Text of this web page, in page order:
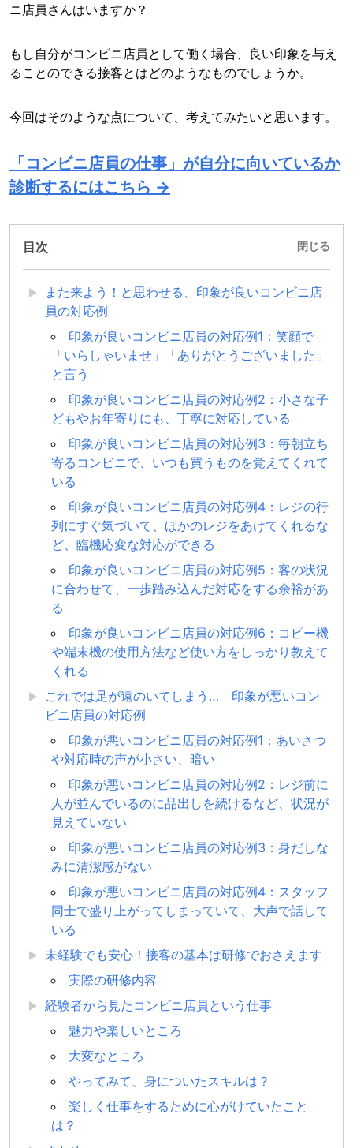
ニ店員さんはいますか？
もし自分がコンビニ店員として働く場合、良い印象を与え
ることのできる接客とはどのようなものでしょうか。
今回はそのような点について、考えてみたいと思います。
「コンビニ店員の仕事」が自分に向いているか
診断するにはこちら →
目次 閉じる
また来よう！と思わせる、印象が良いコンビニ店
員の対応例
印象が良いコンビニ店員の対応例1：笑顔で
「いらしゃいませ」「ありがとうございました」
と言う
印象が良いコンビニ店員の対応例2：小さな子
どもやお年寄りにも、丁寧に対応している
印象が良いコンビニ店員の対応例3：毎朝立ち
寄るコンビニで、いつも買うものを覚えてくれて
いる
印象が良いコンビニ店員の対応例4：レジの行
列にすぐ気づいて、ほかのレジをあけてくれるな
ど、臨機応変な対応ができる
印象が良いコンビニ店員の対応例5：客の状況
に合わせて、一歩踏み込んだ対応をする余裕があ
る
印象が良いコンビニ店員の対応例6：コピー機
や端末機の使用方法など使い方をしっかり教えて
くれる
これでは足が遠のいてしまう… 印象が悪いコン
ビニ店員の対応例
印象が悪いコンビニ店員の対応例1：あいさつ
や対応時の声が小さい、暗い
印象が悪いコンビニ店員の対応例2：レジ前に
人が並んでいるのに品出しを続けるなど、状況が
見えていない
印象が悪いコンビニ店員の対応例3：身だしな
みに清潔感がない
印象が悪いコンビニ店員の対応例4：スタッフ
同士で盛り上がってしまっていて、大声で話して
いる
未経験でも安心！接客の基本は研修でおさえます
実際の研修内容
経験者から見たコンビニ店員という仕事
魅力や楽しいところ
大変なところ
やってみて、身についたスキルは？
楽しく仕事をするために心がけていたこと
は？